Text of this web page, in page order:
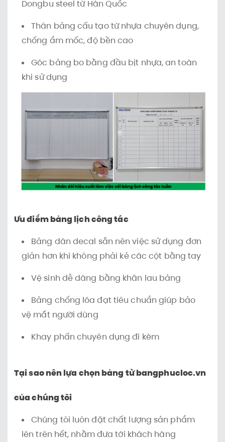
Dongbu steel từ Hàn Quốc
Thân bảng cấu tạo từ nhựa chuyên dụng,
chống ẩm mốc, độ bền cao
Góc bảng bo bằng đầu bịt nhựa, an toàn
khi sử dụng
Ưu điểm bảng lịch công tác
Bảng dán decal sẵn nên việc sử dụng đơn
giản hơn khi không phải kẻ các cột bằng tay
Vệ sinh dễ dàng bằng khăn lau bảng
Bảng chống lóa đạt tiêu chuẩn giúp bảo
vệ mắt người dùng
Khay phấn chuyên dụng đi kèm
Tại sao nên lựa chọn bảng từ bangphucloc.vn
của chúng tôi
Chúng tôi luôn đặt chất lượng sản phẩm
lên trên hết, nhằm đưa tới khách hàng